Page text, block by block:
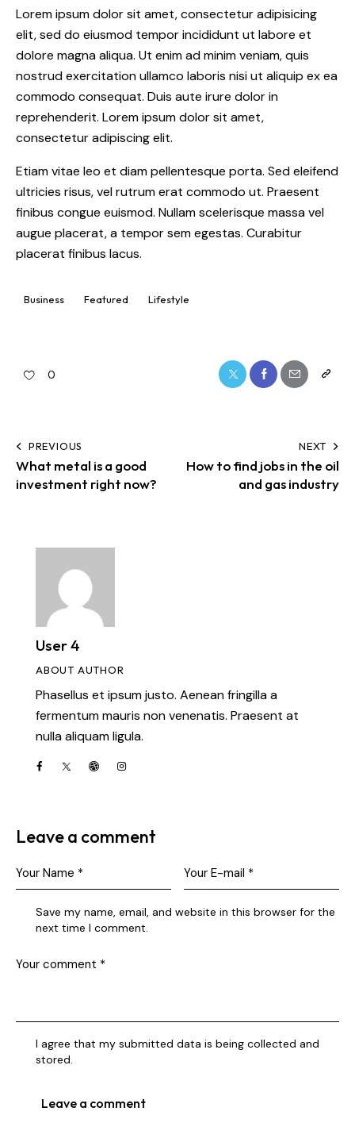
Lorem ipsum dolor sit amet, consectetur adipisicing
elit, sed do eiusmod tempor incididunt ut labore et
dolore magna aliqua. Ut enim ad minim veniam, quis
nostrud exercitation ullamco laboris nisi ut aliquip ex ea
commodo consequat. Duis aute irure dolor in
reprehenderit. Lorem ipsum dolor sit amet,
consectetur adipiscing elit.
Etiam vitae leo et diam pellentesque porta. Sed eleifend
ultricies risus, vel rutrum erat commodo ut. Praesent
finibus congue euismod. Nullam scelerisque massa vel
augue placerat, a tempor sem egestas. Curabitur
placerat finibus lacus.
Business Featured Lifestyle
0
PREVIOUS
What metal is a good
investment right now?
NEXT
How to find jobs in the oil
and gas industry
User 4
ABOUT AUTHOR
Phasellus et ipsum justo. Aenean fringilla a
fermentum mauris non venenatis. Praesent at
nulla aliquam ligula.
Leave a comment
Save my name, email, and website in this browser for the
next time I comment.
I agree that my submitted data is being collected and
stored.